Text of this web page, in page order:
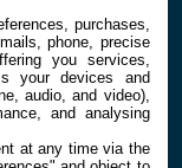
purchases,
phone, precise
you services,
your devices and
audio, and video),
and analysing
at any time via the